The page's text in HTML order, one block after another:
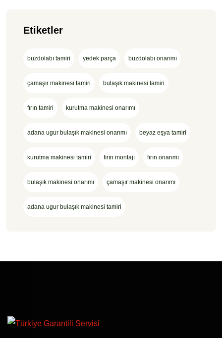
Etiketler
buzdolabı tamiri yedek parça buzdolabı onarımı
çamaşır makinesi tamiri bulaşık makinesi tamiri
fırın tamiri kurutma makinesi onarımı
adana ugur bulaşık makinesi onarımı beyaz eşya tamiri
kurutma makinesi tamiri fırın montajı fırın onarımı
bulaşık makinesi onarımı çamaşır makinesi onarımı
adana ugur bulaşık makinesi tamiri